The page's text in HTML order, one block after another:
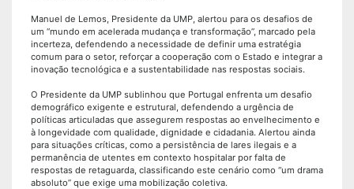
Manuel de Lemos, Presidente da UMP, alertou para os desafios de
um “mundo em acelerada mudança e transformação”, marcado pela
incerteza, defendendo a necessidade de definir uma estratégia
comum para o setor, reforçar a cooperação com o Estado e integrar a
inovação tecnológica e a sustentabilidade nas respostas sociais.
O Presidente da UMP sublinhou que Portugal enfrenta um desafio
demográfico exigente e estrutural, defendendo a urgência de
políticas articuladas que assegurem respostas ao envelhecimento e
à longevidade com qualidade, dignidade e cidadania. Alertou ainda
para situações críticas, como a persistência de lares ilegais e a
permanência de utentes em contexto hospitalar por falta de
respostas de retaguarda, classificando este cenário como “um drama
absoluto” que exige uma mobilização coletiva.